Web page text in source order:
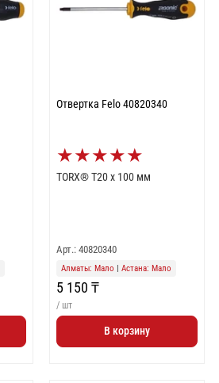
Отвертка Felo 40820340
★★★★★
TORX® T20 x 100 мм
Арт.: 40820340
Алматы: Мало | Астана: Мало
5 150 ₸
/ шт
В корзину